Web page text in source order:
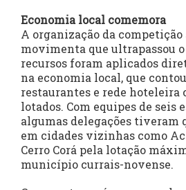
Economia local comemora
A organização da competição
movimenta que ultrapassou o
recursos foram aplicados
na economia local, que
restaurantes e rede hoteleira
lotados. Com equipes de seis
algumas delegações tiveram
em cidades vizinhas como
Cerro Corá pela lotação
município currais-novense.